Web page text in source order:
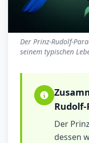
Der Prinz-Rudolf-
seinem typischen
Der
dessen